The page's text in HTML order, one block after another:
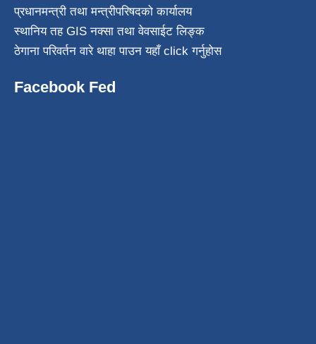
प्रधानमन्त्री तथा मन्त्रीपरिषदको कार्यालय
स्थानिय तह GIS नक्सा तथा वेवसाईट लिङ्क
ठेगाना परिवर्तन वारे थाहा पाउन यहाँ click गर्नुहोस
Facebook Fed